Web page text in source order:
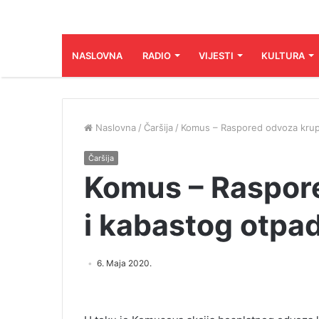
NASLOVNA RADIO VIJESTI KULTURA
Naslovna / Čaršija / Komus – Raspored odvoza
Čaršija
Komus –
i kabastog
6. Maja 2020.